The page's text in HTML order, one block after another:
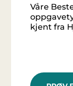
Våre
kjent fra